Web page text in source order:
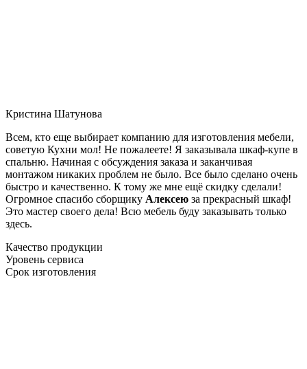
Кристина Шатунова
Всем, кто еще выбирает компанию для изготовления мебели,
советую Кухни мол! Не пожалеете! Я заказывала шкаф-купе в
спальню. Начиная с обсуждения заказа и заканчивая
монтажом никаких проблем не было. Все было сделано очень
быстро и качественно. К тому же мне ещё скидку сделали!
Огромное спасибо сборщику Алексею за прекрасный шкаф!
Это мастер своего дела! Всю мебель буду заказывать только
здесь.
Качество продукции
Уровень сервиса
Срок изготовления